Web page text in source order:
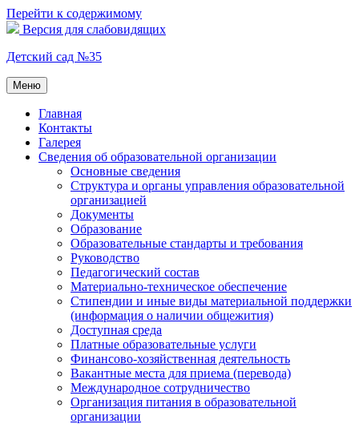
Перейти к содержимому
Версия для слабовидящих
Детский сад №35
Меню
Главная
Контакты
Галерея
Сведения об образовательной организации
Основные сведения
Структура и органы управления образовательной
организацией
Документы
Образование
Образовательные стандарты и требования
Руководство
Педагогический состав
Материально-техническое обеспечение
Стипендии и иные виды материальной поддержки
(информация о наличии общежития)
Доступная среда
Платные образовательные услуги
Финансово-хозяйственная деятельность
Вакантные места для приема (перевода)
Международное сотрудничество
Организация питания в образовательной
организации